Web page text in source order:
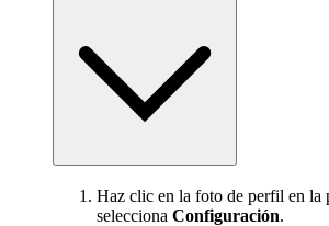
Haz clic en la foto de perfil en la
selecciona Configuración.